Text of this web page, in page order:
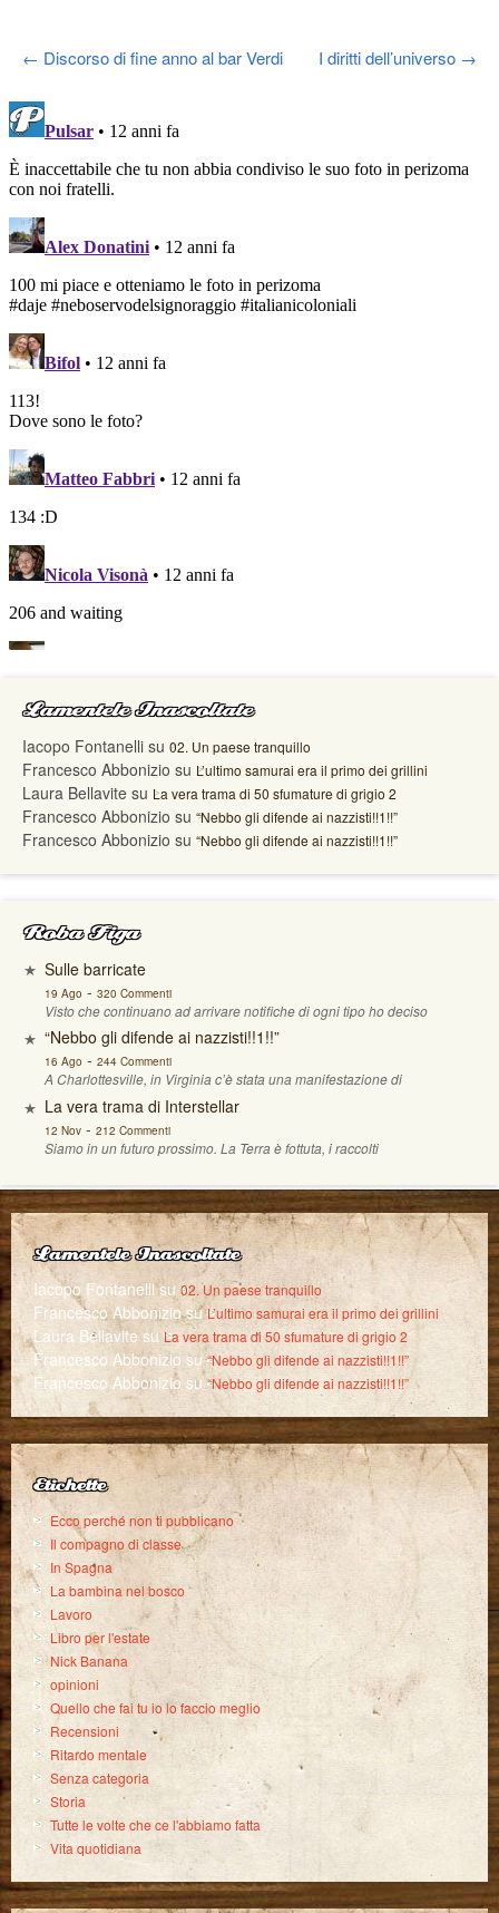
Post
navigation
← Discorso di fine anno al bar Verdi I diritti dell’universo →
Lamentele Inascoltate
Iacopo Fontanelli su 02. Un paese tranquillo
Francesco Abbonizio su L’ultimo samurai era il primo dei grillini
Laura Bellavite su La vera trama di 50 sfumature di grigio 2
Francesco Abbonizio su “Nebbo gli difende ai nazzisti!!1!!”
Francesco Abbonizio su “Nebbo gli difende ai nazzisti!!1!!”
Roba Figa
Sulle barricate
19 Ago - 320 Commenti
Visto che continuano ad arrivare notifiche di ogni tipo ho deciso
“Nebbo gli difende ai nazzisti!!1!!”
16 Ago - 244 Commenti
A Charlottesville, in Virginia c’è stata una manifestazione di
La vera trama di Interstellar
12 Nov- 212 Commenti
Siamo in un futuro prossimo. La Terra è fottuta, i raccolti
Lamentele Inascoltate
Iacopo Fontanellisu02. Un paese tranquillo
Francesco AbboniziosuL’ultimo samurai era il primo dei grillini
Laura Bellavite su La vera trama di 50 sfumature di grigio 2
Francesco Abbonizio su“Nebbo gli difende ai nazzisti!!1!!”
Francesco Abbonizio su“Nebbo gli difende ai nazzisti!!1!!”
Etichette
Ecco perché non ti pubblicano
Il compagno di classe
In Spagna
La bambina nel bosco
Lavoro
Libro per l'estate
Nick Banana
opinioni
Quello che fai tu io lo faccio meglio
Recensioni
Ritardo mentale
Senza categoria
Storia
Tutte le volte che ce l'abbiamo fatta
Vita quotidiana